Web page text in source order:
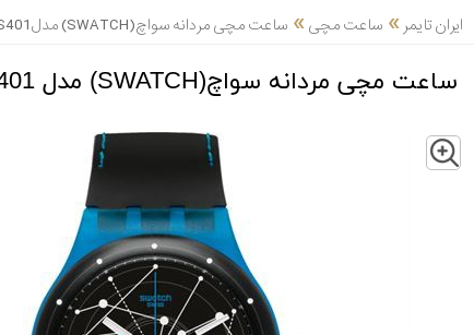
ایران تایمر » ساعت مچی» ساعت مچی مردانه سواچ(SWATCH) مدل SUTS401
ساعت مچی مردانه سواچ(SWATCH) مدل SUTS401